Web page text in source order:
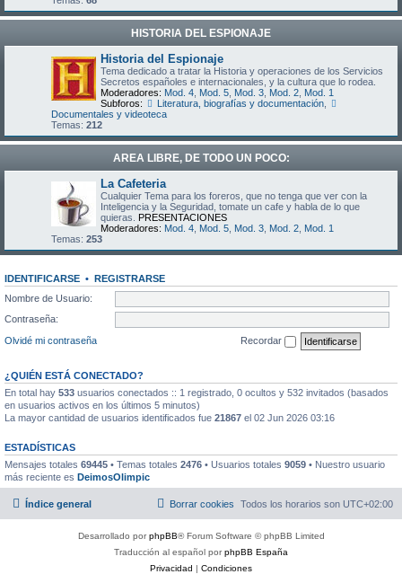
HISTORIA DEL ESPIONAJE
Historia del Espionaje
Tema dedicado a tratar la Historia y operaciones de los Servicios
Secretos españoles e internacionales, y la cultura que lo rodea.
Moderadores: Mod. 4 Mod. 5 Mod. 3 Mod. 2 Mod. 1
Subforos:
Literatura, biografías y documentación,
Documentales y videoteca
Temas: 212
AREA LIBRE, DE TODO UN POCO:
La Cafeteria
Cualquier Tema para los foreros, que no tenga que ver con la
Inteligencia y la Seguridad, tomate un cafe y habla de lo que
quieras. PRESENTACIONES
Moderadores: Mod. 4 Mod. 5 Mod. 3 Mod. 2 Mod. 1
Temas: 253
IDENTIFICARSE • REGISTRARSE
Nombre de Usuario:
Contraseña:
Olvidé mi contraseña
Recordar
¿QUIÉN ESTÁ CONECTADO?
En total hay 533 usuarios conectados :: 1 registrado, 0 ocultos y 532 invitados (basados
en usuarios activos en los últimos 5 minutos)
La mayor cantidad de usuarios identificados fue 21867 el 02 Jun 2026 03:16
ESTADÍSTICAS
Mensajes totales 69445 • Temas totales 2476 • Usuarios totales 9059 • Nuestro usuario
más reciente es DeimosOlimpic
Índice general Todos los horarios son UTC+02:00
Borrar cookies
Desarrollado porphpBB® Forum Software © phpBB Limited
Traducción al español porphpBB España
Privacidad | Condiciones